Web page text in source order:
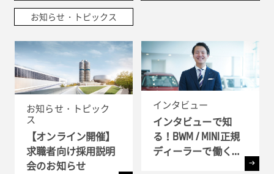
お知らせ・トピックス
お知らせ・トピック
ス
【オンライン開催】
求職者向け採用説明
会のお知らせ
インタビュー
インタビューで知
る！BWM / MINI正規
ディーラーで働く理